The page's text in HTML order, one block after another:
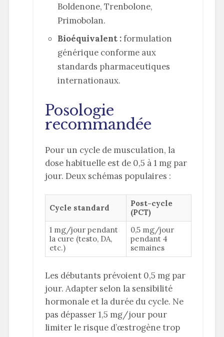
Boldenone, Trenbolone,
Primobolan.
Bioéquivalent :formulation
générique conforme aux
standards pharmaceutiques
internationaux.
Posologie
recommandée
Pour un cycle de musculation, la
dose habituelle est de 0,5 à 1 mg par
jour. Deux schémas populaires :
Cycle standard
Post-cycle
(PCT)
1 mg/jour pendant
la cure (testo, DA,
etc.)
0,5 mg/jour
pendant 4
semaines
Les débutants prévoient 0,5 mg par
jour. Adapter selon la sensibilité
hormonale et la durée du cycle. Ne
pas dépasser 1,5 mg/jour pour
limiter le risque d’œstrogène trop